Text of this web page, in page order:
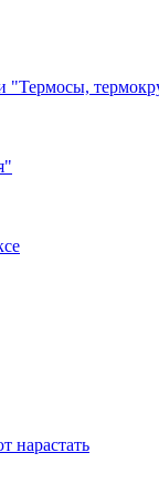
"Термосы,
нарастать